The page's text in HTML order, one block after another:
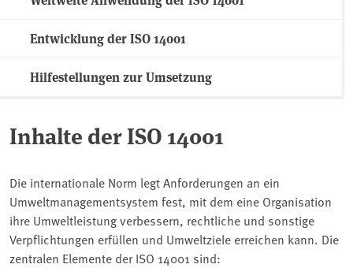
Entwicklung der ISO 14001
Hilfestellungen zur Umsetzung
Inhalte der ISO 14001
Die internationale Norm legt Anforderungen an ein
Umweltmanagementsystem fest, mit dem eine Organisation
ihre Umweltleistung verbessern, rechtliche und sonstige
Verpflichtungen erfüllen und Umweltziele erreichen kann. Die
zentralen Elemente der ISO 14001 sind: